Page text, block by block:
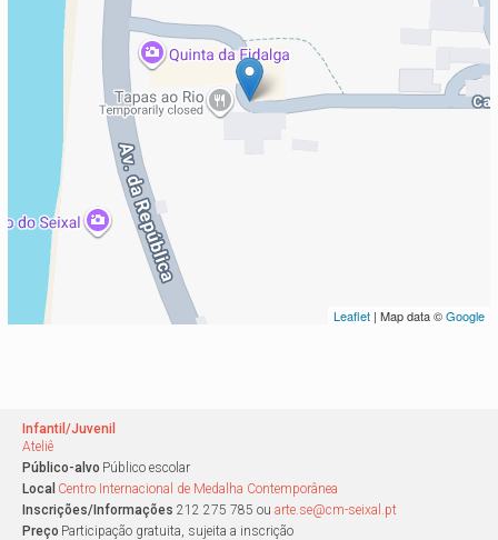
Leaflet | Map data ©Google
Infantil/Juvenil
Ateliê
Público-alvo Público escolar
Local Centro Internacional de Medalha Contemporânea
Inscrições/Informações 212 275 785 ou arte.se@cm-seixal.pt
Preço Participação gratuita, sujeita a inscrição